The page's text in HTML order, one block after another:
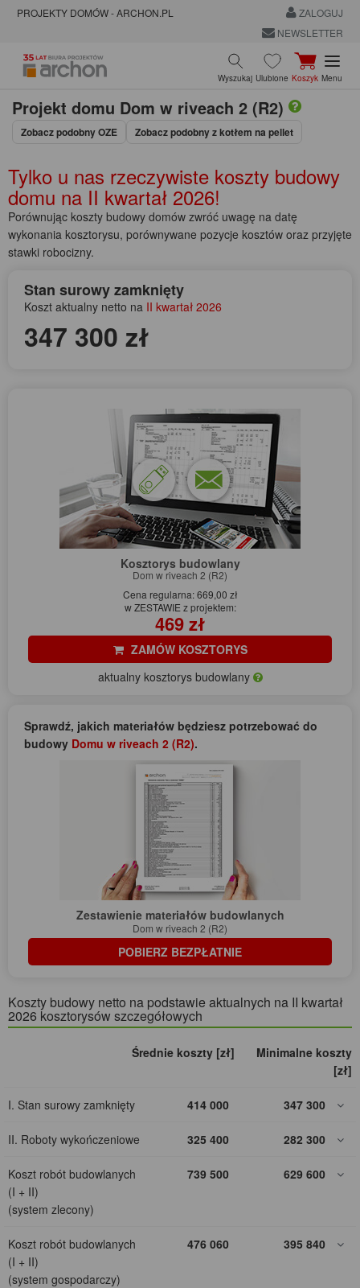
PROJEKTY DOMÓW - ARCHON.PL
ZALOGUJ
NEWSLETTER
Wyszukaj Ulubione Koszyk Menu
Projekt domu Dom w riveach 2 (R2)
Zobacz podobny OZE Zobacz podobny z kotłem na pellet
Tylko u nas rzeczywiste koszty budowy
domu na II kwartał 2026!
Porównując koszty budowy domów zwróć uwagę na datę
wykonania kosztorysu, porównywane pozycje kosztów oraz przyjęte
stawki robocizny.
Stan surowy zamknięty
Koszt aktualny netto na II kwartał 2026
347 300 zł
Kosztorys budowlany
Dom w riveach 2 (R2)
Cena regularna: 669,00 zł
w ZESTAWIE z projektem:
469 zł
ZAMÓW KOSZTORYS
aktualny kosztorys budowlany
Sprawdź, jakich materiałów będziesz potrzebować do
budowy Domu w riveach 2 (R2).
Zestawienie materiałów budowlanych
Dom w riveach 2 (R2)
POBIERZ BEZPŁATNIE
Koszty budowy netto na podstawie aktualnych na II kwartał
2026 kosztorysów szczegółowych
Średnie koszty [zł]
Minimalne koszty
[zł]
I. Stan surowy zamknięty 414 000 347 300
II. Roboty wykończeniowe 325 400 282 300
Koszt robót budowlanych
(I + II)
(system zlecony)
739 500 629 600
Koszt robót budowlanych
(I + II)
(system gospodarczy)
476 060 395 840